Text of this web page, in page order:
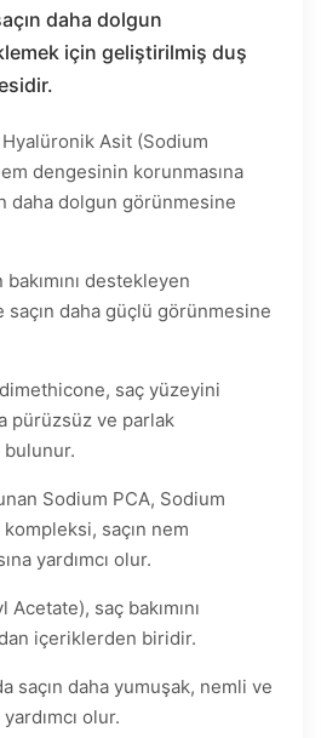
daha dolgun
için geliştirilmiş duş
Asit (Sodium
dengesinin korunmasına
daha dolgun görünmesine
destekleyen
daha güçlü görünmesine
saç yüzeyini
pürüzsüz ve parlak
bulunur.
Sodium PCA, Sodium
saçın nem
yardımcı olur.
saç bakımını
içeriklerden biridir.
saçın daha yumuşak, nemli ve
olur.